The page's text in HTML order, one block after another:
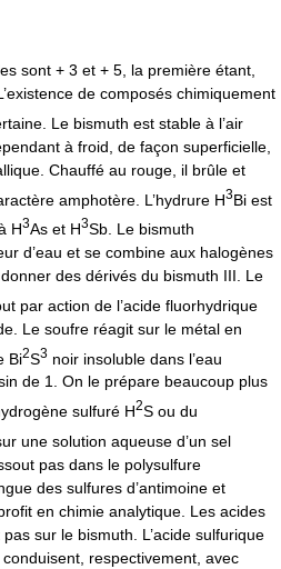
sont + 3 et + 5, la première étant,
de composés chimiquement
Le bismuth est stable à l’air
à froid, de façon superficielle,
Chauffé au rouge, il brûle et
amphotère. L’hydrure H3Bi est
H3As et H3Sb. Le bismuth
d’eau et se combine aux halogènes
des dérivés du bismuth III. Le
par action de l’acide fluorhydrique
Le soufre réagit sur le métal en
Bi2S3 noir insoluble dans l’eau
de 1. On le prépare beaucoup plus
sulfuré H2S ou du
une solution aqueuse d’un sel
pas dans le polysulfure
des sulfures d’antimoine et
en chimie analytique. Les acides
sur le bismuth. L’acide sulfurique
respectivement, avec